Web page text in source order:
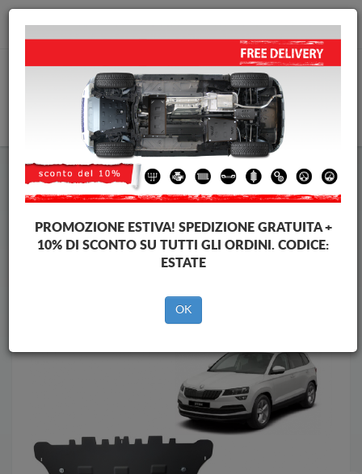
info@piastraparamotore.com
Piastra paramotore di acciaio Skoda
Piastra paramotore di acciaio Skoda Karoq
Brands
Brands
PROMOZIONE ESTIVA! SPEDIZIONE GRATUITA +
10% DI SCONTO SU TUTTI GLI ORDINI. CODICE:
ESTATE
OK